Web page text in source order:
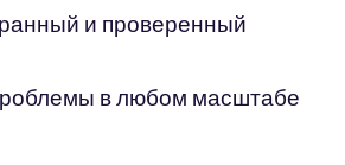
и проверенный
в любом масштабе